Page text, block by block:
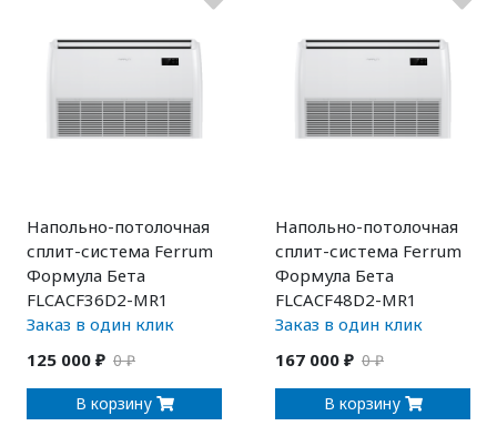
Напольно-потолочная
сплит-система Ferrum
Формула Бета
FLCACF36D2-MR1
Заказ в один клик
125 000 ₽ 0 ₽
В корзину
Напольно-потолочная
сплит-система Ferrum
Формула Бета
FLCACF48D2-MR1
Заказ в один клик
167 000 ₽ 0 ₽
В корзину